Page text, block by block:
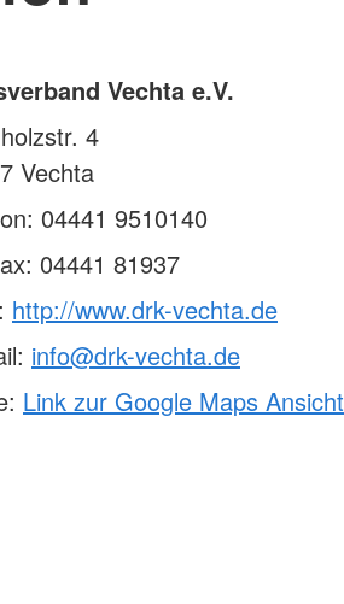
Vechta e.V.
4
Vechta
04441 9510140
04441 81937
http://www.drk-vechta.de
info@drk-vechta.de
Link zur Google Maps Ansicht